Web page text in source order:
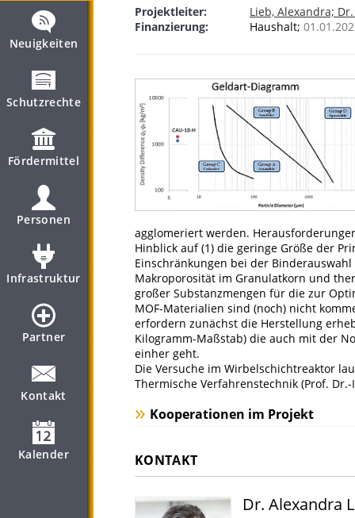
Neuigkeiten
Schutzrechte
Fördermittel
Personen
Infrastruktur
Partner
Kontakt
Kalender
Projektleiter:
Lieb, Alexandra;
Finanzierung:
Haushalt;
agglomeriert werden.
Hinblick auf (1) die geringe Größe der
Einschränkungen bei der
Makroporosität im Granulatkorn und
großer Substanzmengen für die zur
MOF-Materialien sind (noch) nicht
erfordern zunächst die Herstellung
Kilogramm-Maßstab) die auch mit der
einher geht.
Die Versuche im Wirbelschichtreaktor
Thermische Verfahrenstechnik (Prof. Dr.-
Kooperationen im Projekt
KONTAKT
Dr. Alexandra